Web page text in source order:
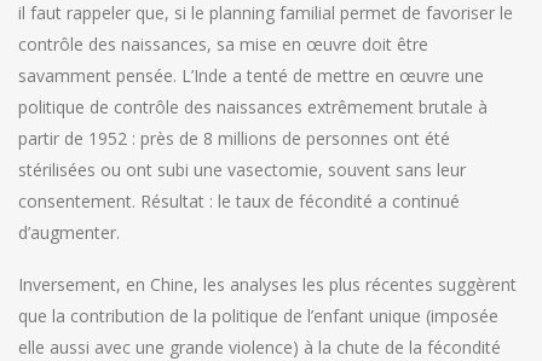
il faut rappeler que, si le planning familial permet de favoriser le
contrôle des naissances, sa mise en œuvre doit être
savamment pensée. L’Inde a tenté de mettre en œuvre une
politique de contrôle des naissances extrêmement brutale à
partir de 1952 : près de 8 millions de personnes ont été
stérilisées ou ont subi une vasectomie, souvent sans leur
consentement. Résultat : le taux de fécondité a continué
d’augmenter.
Inversement, en Chine, les analyses les plus récentes suggèrent
que la contribution de la politique de l’enfant unique (imposée
elle aussi avec une grande violence) à la chute de la fécondité